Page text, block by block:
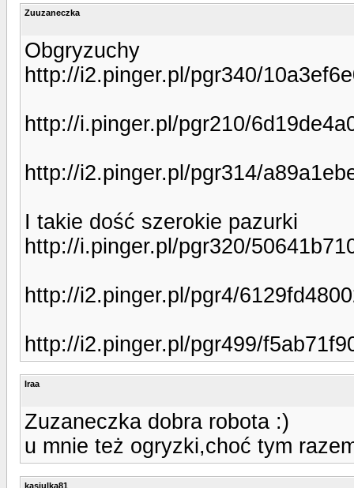
Zuuzaneczka
Obgryzuchy
http://i2.pinger.pl/pgr340/
http://i.pinger.pl/pgr210/
http://i2.pinger.pl/pgr314/
I takie dość szerokie pazurki
http://i.pinger.pl/pgr320/
http://i2.pinger.pl/pgr4/
http://i2.pinger.pl/pgr499/
Iraa
Zuzaneczka dobra robota :)
u mnie też ogryzki,choć tym
kasiulka81